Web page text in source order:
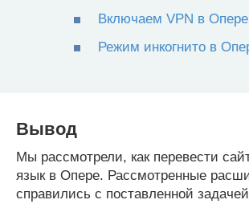
Включаем VPN в Опере
Режим инкогнито в
Вывод
Мы рассмотрели, как перевести
язык в Опере. Рассмотренные
справились с поставленной